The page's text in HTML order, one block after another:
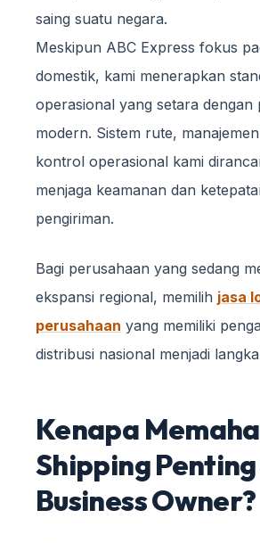
saing suatu negara.
Meskipun ABC Express fokus
domestik, kami menerapkan
operasional yang setara dengan
modern. Sistem rute,
kontrol operasional kami
menjaga keamanan dan
pengiriman.
Bagi perusahaan yang sedang
ekspansi regional, memilih jasa
perusahaan yang memiliki
distribusi nasional menjadi
Kenapa
Shipping
Business Owner?